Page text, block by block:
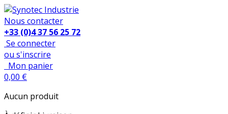
Nous contacter
+33 (0)4 37 56 25 72
Se connecter
ou s'inscrire
Mon panier
0,00 €
Aucun produit